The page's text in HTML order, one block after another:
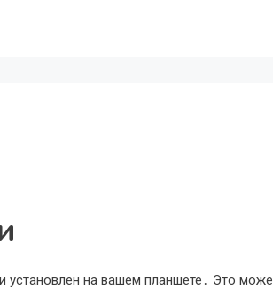
установлен на вашем планшете․ Это